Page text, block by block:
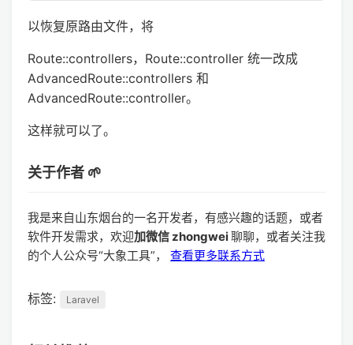
以恢复原路由文件，将
Route::controllers，Route::controller 统一改成
AdvancedRoute::controllers 和
AdvancedRoute::controller。
这样就可以了。
关于作者 🌱
我是来自山东烟台的一名开发者，有感兴趣的话题，或者
软件开发需求，欢迎加微信 zhongwei聊聊，或者关注我
的个人公众号“大象工具”， 查看更多联系方式
标签: Laravel